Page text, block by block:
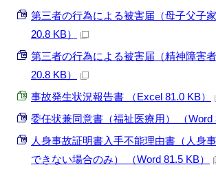
第三者の行為による被害届（母子父子
20.8 KB）
第三者の行為による被害届（精神障害
20.8 KB）
事故発生状況報告書 （Excel 81.0 KB）
委任状兼同意書（福祉医療用） （Word
人身事故証明書入手不能理由書（人身
できない場合のみ） （Word 81.5 KB）